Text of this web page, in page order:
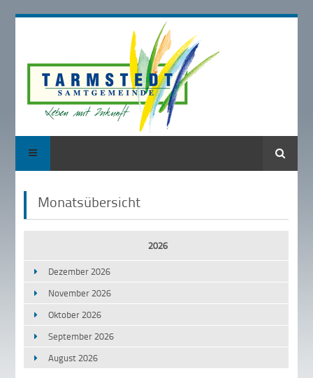
Suche
Monatsübersicht
2026
Dezember 2026
November 2026
Oktober 2026
September 2026
August 2026